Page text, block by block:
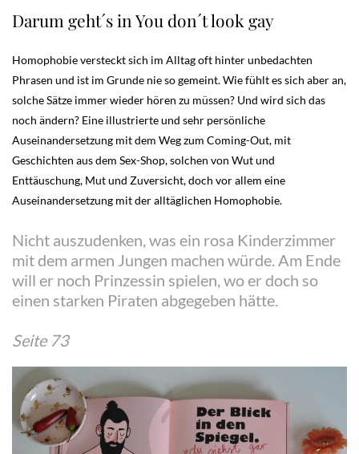
Darum geht´s in You don´t look gay
Homophobie versteckt sich im Alltag oft hinter unbedachten
Phrasen und ist im Grunde nie so gemeint. Wie fühlt es sich aber an,
solche Sätze immer wieder hören zu müssen? Und wird sich das
noch ändern? Eine illustrierte und sehr persönliche
Auseinandersetzung mit dem Weg zum Coming-Out, mit
Geschichten aus dem Sex-Shop, solchen von Wut und
Enttäuschung, Mut und Zuversicht, doch vor allem eine
Auseinandersetzung mit der alltäglichen Homophobie.
Nicht auszudenken, was ein rosa Kinderzimmer
mit dem armen Jungen machen würde. Am Ende
will er noch Prinzessin spielen, wo er doch so
einen starken Piraten abgegeben hätte.
Seite 73